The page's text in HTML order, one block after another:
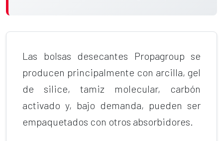
Las bolsas desecantes Propagroup se
producen principalmente con arcilla, gel
de silice, tamiz molecular, carbón
activado y, bajo demanda, pueden ser
empaquetados con otros absorbidores.